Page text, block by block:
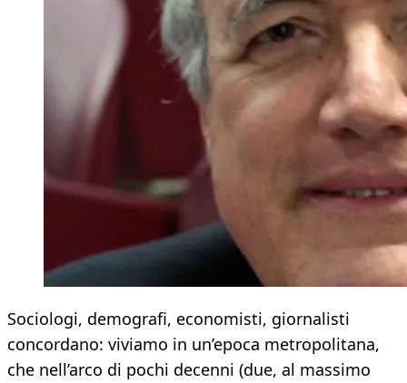
Sociologi, demografi, economisti, giornalisti
concordano: viviamo in un’epoca metropolitana,
che nell’arco di pochi decenni (due, al massimo